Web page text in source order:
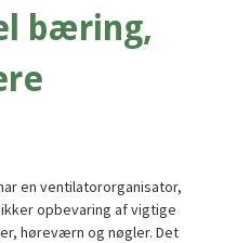
bæring,
en ventilatororganisator,
opbevaring af vigtige
høreværn og nøgler. Det